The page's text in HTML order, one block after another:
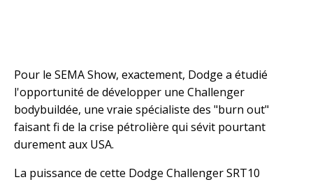
Pour le SEMA Show, exactement, Dodge a étudié
l'opportunité de développer une Challenger
bodybuildée, une vraie spécialiste des "burn out"
faisant fi de la crise pétrolière qui sévit pourtant
durement aux USA.
La puissance de cette Dodge Challenger SRT10